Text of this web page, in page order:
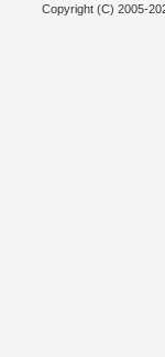
Copyright (C) 2005-